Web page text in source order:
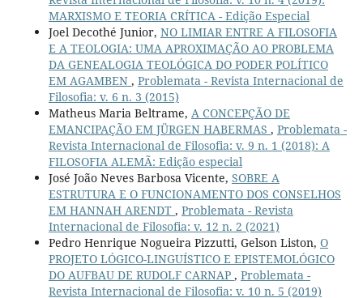
MARXISMO E TEORIA CRÍTICA - Edição Especial
Joel Decothé Junior, NO LIMIAR ENTRE A FILOSOFIA
E A TEOLOGIA: UMA APROXIMAÇÃO AO PROBLEMA
DA GENEALOGIA TEOLÓGICA DO PODER POLÍTICO
EM AGAMBEN , Problemata - Revista Internacional de
Filosofia: v. 6 n. 3 (2015)
Matheus Maria Beltrame, A CONCEPÇÃO DE
EMANCIPAÇÃO EM JÜRGEN HABERMAS , Problemata -
Revista Internacional de Filosofia: v. 9 n. 1 (2018): A
FILOSOFIA ALEMÃ: Edição especial
José João Neves Barbosa Vicente, SOBRE A
ESTRUTURA E O FUNCIONAMENTO DOS CONSELHOS
EM HANNAH ARENDT , Problemata - Revista
Internacional de Filosofia: v. 12 n. 2 (2021)
Pedro Henrique Nogueira Pizzutti, Gelson Liston, O
PROJETO LÓGICO-LINGUÍSTICO E EPISTEMOLÓGICO
DO AUFBAU DE RUDOLF CARNAP , Problemata -
Revista Internacional de Filosofia: v. 10 n. 5 (2019)